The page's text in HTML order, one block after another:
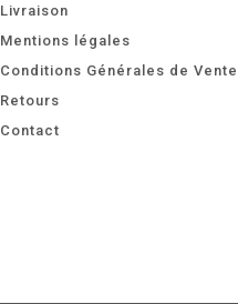
Livraison
Mentions légales
Conditions Générales de Vente
Retours
Contact